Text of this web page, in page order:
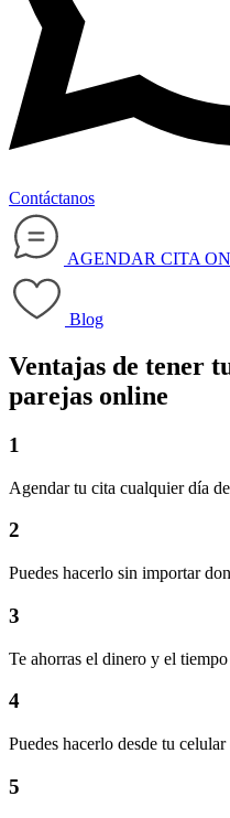
Contáctanos
AGENDAR CITA
Blog
Ventajas de tener
parejas online
1
Agendar tu cita cualquier día
2
Puedes hacerlo sin importar
3
Te ahorras el dinero y el
4
Puedes hacerlo desde tu
5